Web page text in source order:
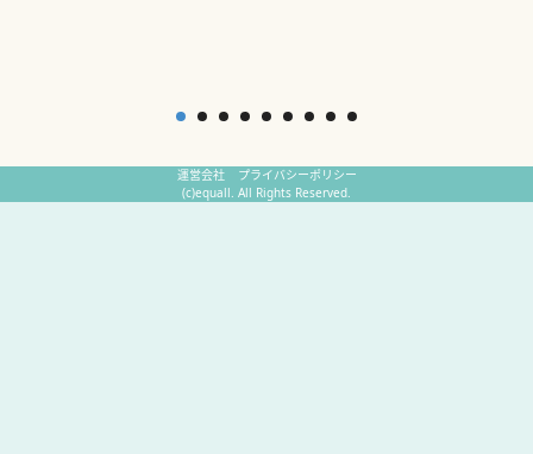
運営会社
プライバシーポリシー
(c)equall. All Rights Reserved.